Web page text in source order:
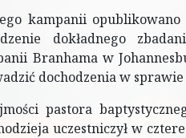
kampanii
dokładnego
Branhama w
dochodzenia w
pastora
uczestniczył w